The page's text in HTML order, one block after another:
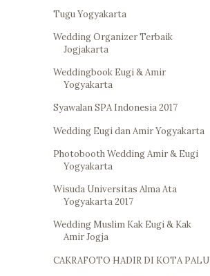
Tugu Yogyakarta
Wedding Organizer Terbaik
Jogjakarta
Weddingbook Eugi & Amir
Yogyakarta
Syawalan SPA Indonesia 2017
Wedding Eugi dan Amir Yogyakarta
Photobooth Wedding Amir & Eugi
Yogyakarta
Wisuda Universitas Alma Ata
Yogyakarta 2017
Wedding Muslim Kak Eugi & Kak
Amir Jogja
CAKRAFOTO HADIR DI KOTA PALU